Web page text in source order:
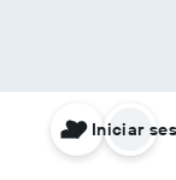
Iniciar